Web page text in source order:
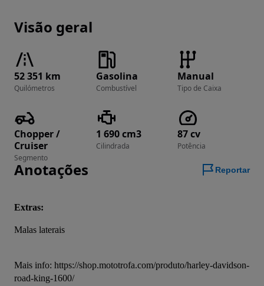
Visão geral
52 351 km
Quilómetros
Gasolina
Combustível
Manual
Tipo de Caixa
Chopper /
Cruiser
Segmento
1 690 cm3
Cilindrada
87 cv
Potência
Anotações Reportar
Extras:
Malas laterais
Mais info: https://shop.mototrofa.com/produto/harley-davidson-
road-king-1600/